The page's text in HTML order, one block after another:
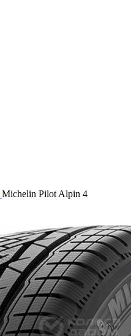
Michelin Pilot Alpin 4